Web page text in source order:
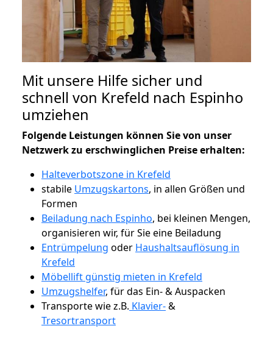
Mit unsere Hilfe sicher und
schnell von Krefeld nach Espinho
umziehen
Folgende Leistungen können Sie von unser
Netzwerk zu erschwinglichen Preise erhalten:
Halteverbotszone in Krefeld
stabile Umzugskartons, in allen Größen und
Formen
Beiladung nach Espinho, bei kleinen Mengen,
organisieren wir, für Sie eine Beiladung
Entrümpelung oder Haushaltsauflösung in
Krefeld
Möbellift günstig mieten in Krefeld
Umzugshelfer, für das Ein- & Auspacken
Transporte wie z.B. Klavier-&
Tresortransport